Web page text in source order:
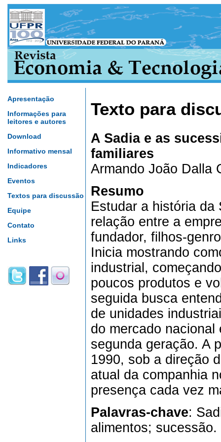
Apresentação
Informações para
leitores e autores
Download
Informativo mensal
Indicadores
Eventos
Textos para discussão
Equipe
Contato
Links
Texto para
A Sadia e as
familiares
Armando João Dalla
Resumo
Estudar a história da
relação entre a
fundador, filhos-
Inicia mostrando
industrial,
poucos produtos e
seguida busca
de unidades
do mercado
segunda geração. A
1990, sob a direção
atual da companhia
presença cada vez
Palavras-chave:
alimentos; sucessão.